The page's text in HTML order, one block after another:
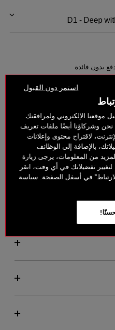
استمر دون القبول
موقعنا الإلكتروني ولمرافقتك
نحن وشركاؤنا أيضًا ملفات تعريف
لاقتراح محتوى وإعلانات
بالإضافة إلى الوظائف
لمزيد من المعلومات، يرجى زيارة
تفضيلاتك في أي وقت، انقر
في أسفل الصفحة. سياسة
D1 - Deep
بدون فائدة
صفحة الدفع